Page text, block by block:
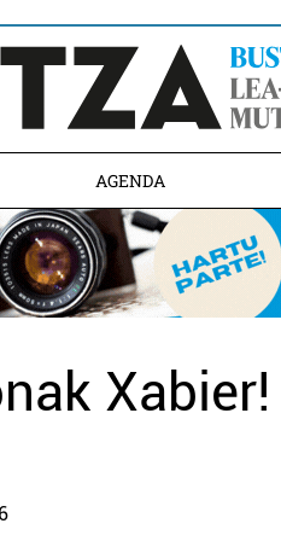
AGENDA
Xabier!